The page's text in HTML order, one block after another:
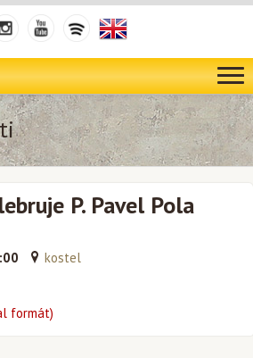
P. Pavel Pola
kostel
formát)